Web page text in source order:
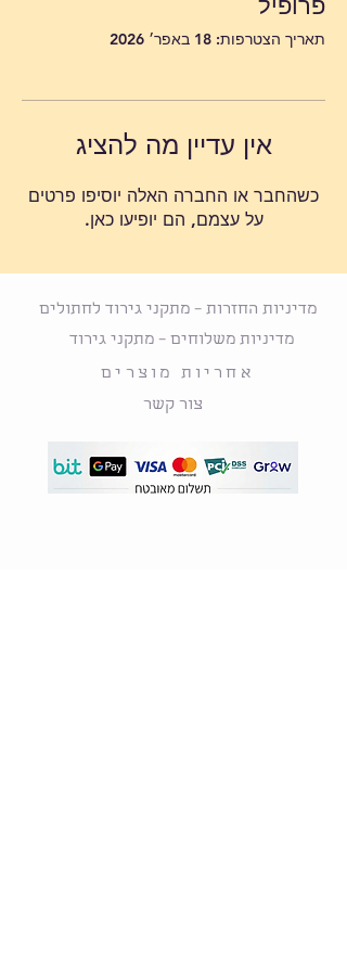
פרופיל
תאריך הצטרפות: 18 באפר׳ 2026
אין עדיין מה להציג
כשהחבר או החברה האלה יוסיפו פרטים
על עצמם, הם יופיעו כאן.
מדיניות החזרות – מתקני גירוד לחתולים
מדיניות משלוחים – מתקני גירוד
אחריות מוצרים
צור קשר